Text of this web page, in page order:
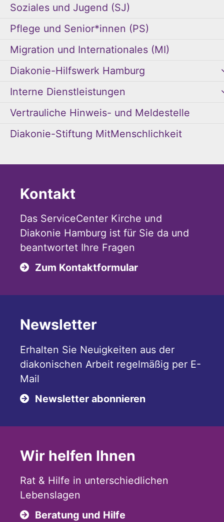
Soziales und Jugend (SJ)
Pflege und Senior*innen (PS)
Migration und Internationales (MI)
Diakonie-Hilfswerk Hamburg
Interne Dienstleistungen
Vertrauliche Hinweis- und Meldestelle
Diakonie-Stiftung MitMenschlichkeit
Kontakt
Das ServiceCenter Kirche und
Diakonie Hamburg ist für Sie da und
beantwortet Ihre Fragen
Zum Kontaktformular
Newsletter
Erhalten Sie Neuigkeiten aus der
diakonischen Arbeit regelmäßig per E-
Mail
Newsletter abonnieren
Wir helfen Ihnen
Rat & Hilfe in unterschiedlichen
Lebenslagen
Beratung und Hilfe